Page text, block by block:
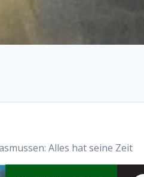
Alles hat seine Zeit